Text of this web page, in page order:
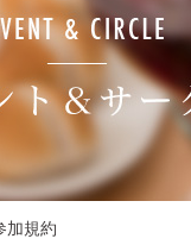
加規約